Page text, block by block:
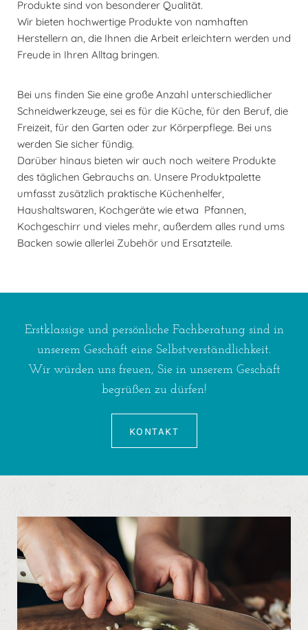
Produkte sind von besonderer Qualität.
Wir bieten hochwertige Produkte von namhaften
Herstellern an, die Ihnen die Arbeit erleichtern werden und
Freude in Ihren Alltag bringen.
Bei uns finden Sie eine große Anzahl unterschiedlicher
Schneidwerkzeuge, sei es für die Küche, für den Beruf, die
Freizeit, für den Garten oder zur Körperpflege. Bei uns
werden Sie sicher fündig.
Darüber hinaus bieten wir auch noch weitere Produkte
des täglichen Gebrauchs an. Unsere Produktpalette
umfasst zusätzlich praktische Küchenhelfer,
Haushaltswaren, Kochgeräte wie etwa Pfannen,
Kochgeschirr und vieles mehr, außerdem alles rund ums
Backen sowie allerlei Zubehör und Ersatzteile.
Erstklassige und persönliche Fachberatung sind in
unserem Geschäft eine Selbstverständlichkeit.
Wir würden uns freuen, Sie in unserem Geschäft
begrüßen zu dürfen!
KONTAKT